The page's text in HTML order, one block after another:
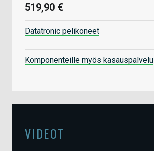
519,90 €
Datatronic pelikoneet
Komponenteille myös kasauspalvelu
VIDEOT